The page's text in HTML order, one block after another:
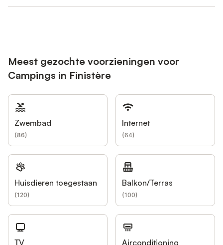
Meest gezochte voorzieningen voor
Campings in Finistère
Zwembad
(86)
Internet
(64)
Huisdieren toegestaan
(120)
Balkon/Terras
(100)
TV Airconditioning